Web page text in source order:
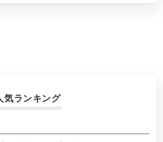
気ランキング